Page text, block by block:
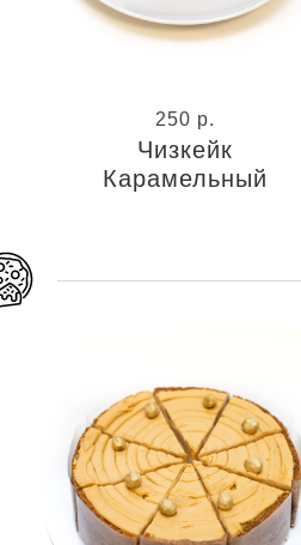
250 р.
Чизкейк
Карамельный